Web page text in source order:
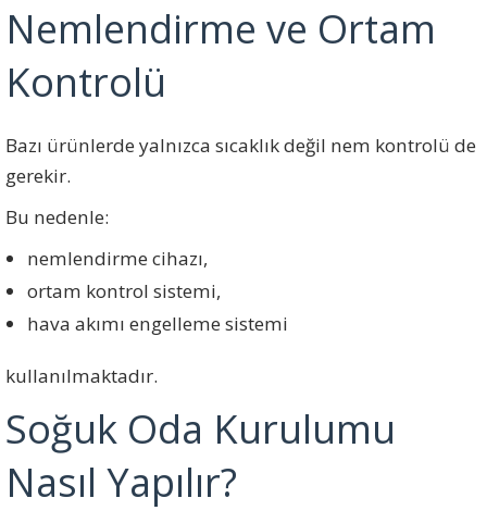
Nemlendirme ve Ortam
Kontrolü
Bazı ürünlerde yalnızca sıcaklık değil nem kontrolü de
gerekir.
Bu nedenle:
nemlendirme cihazı,
ortam kontrol sistemi,
hava akımı engelleme sistemi
kullanılmaktadır.
Soğuk Oda Kurulumu
Nasıl Yapılır?